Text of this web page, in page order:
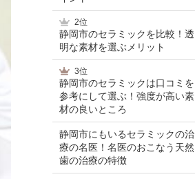
2位
静岡市のセラミックを比較！透
明な素材を選ぶメリット
3位
静岡市のセラミックは口コミを
参考にして選ぶ！強度が高い素
材の良いところ
静岡市にもいるセラミックの治
療の名医！名医のおこなう天然
歯の治療の特徴